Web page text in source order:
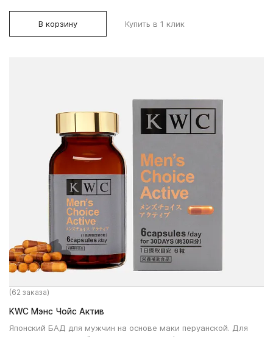
В корзину Купить в 1 клик
(62 заказа)
KWC Мэнс Чойс Актив
Японский БАД для мужчин на основе маки перуанской. Для